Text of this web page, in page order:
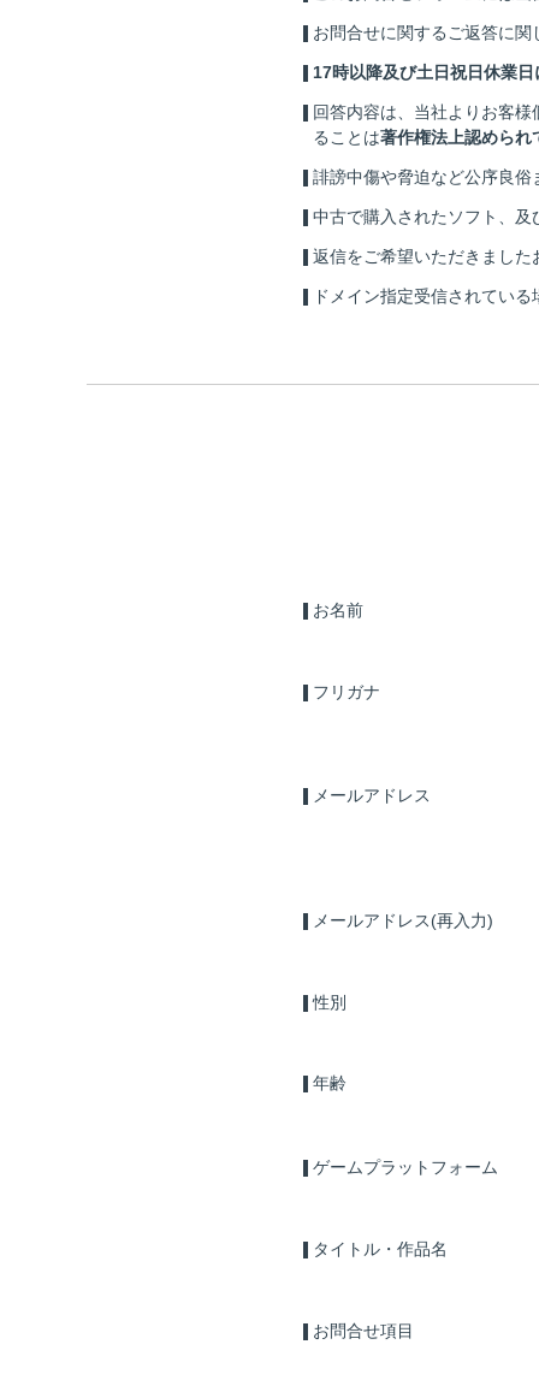
お問合せに関するご返答に関
17時以降及び土日祝日休業
回答内容は、当社よりお客様
ることは著作権法上認められ
誹謗中傷や脅迫など公序良俗
中古で購入されたソフト、及
返信をご希望いただきました
ドメイン指定受信されてい
お名前
フリガナ
メールアドレス
メールアドレス(再入力)
性別
年齢
ゲームプラットフォーム
タイトル・作品名
お問合せ項目